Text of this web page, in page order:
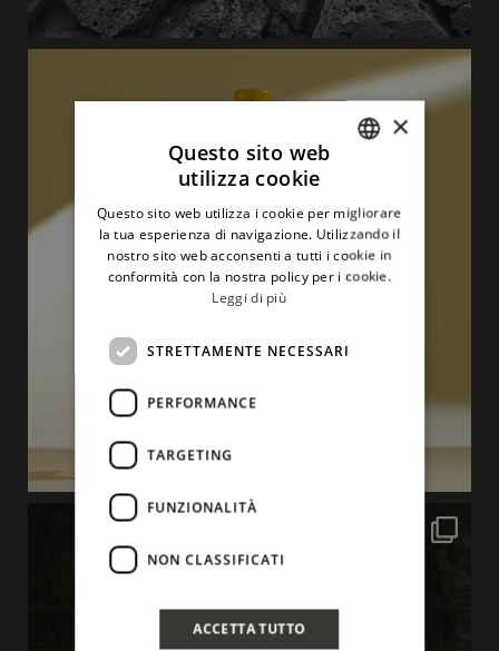
ENGLISH
×
Questo sito web
utilizza cookie
Questo sito web utilizza i cookie per migliorare
la tua esperienza di navigazione. Utilizzando il
nostro sito web acconsenti a tutti i cookie in
conformità con la nostra policy per i cookie.
Leggi di più
STRETTAMENTE NECESSARI
PERFORMANCE
TARGETING
FUNZIONALITÀ
NON CLASSIFICATI
ACCETTA TUTTO